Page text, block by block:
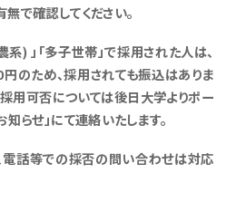
で確認してください。
) 」「多子世帯」で採用された人は、
のため、採用されても振込はありま
用可否については後日大学よりポー
らせ」にて連絡いたします。
電話等での採否の問い合わせは対応